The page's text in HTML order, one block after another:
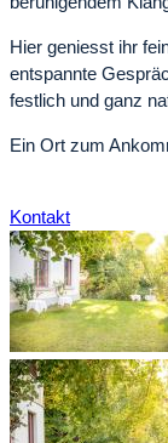
Hier geniesst ihr
entspannte
festlich und ganz
Ein Ort zum
Kontakt